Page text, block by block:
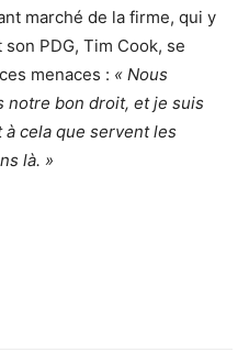
marché de la firme, qui y
PDG, Tim Cook, se
menaces : « Nous
notre bon droit, et je suis
à cela que servent les
là. »